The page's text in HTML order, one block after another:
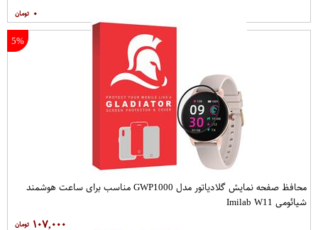
۰
5%
محافظ صفحه نمایش گلادیاتور مدل GWP1000 مناسب برای ساعت هوشمند
شیائومی Imilab W11
۱۰۷,۰۰۰